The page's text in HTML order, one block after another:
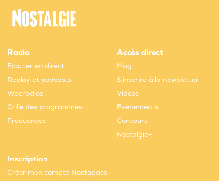
Radio
Ecouter en direct
Replay et podcasts
Webradios
Grille des programmes
Fréquences
Accès direct
Mag
S'inscrire à la newsletter
Vidéos
Evènements
Concours
Nostalgie+
Inscription
Créer mon compte Nostapass